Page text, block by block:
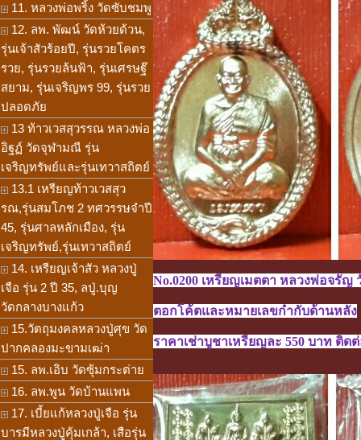
11. หลวงพ่อพริ้ง วัดซับชมพู
12. ลพ. พัฒน์ วัดห้วยด้วน,
รุ่นเจ้าสัวร้อยปี, รุ่นรวยโคตร
รวย, รุ่นรวยล้นฟ้า, รุ่นเศรษฐ๊
สยาม, รุ่นเจริญพร 99, รุ่นรวย
ปลอดภัย
13 ท้าวเวสสุวรรณ หลวงพ่อ
อิฐฏ์ วัดจุฬามณี รุ่น
เจริญทรัพย์และรุ่นเทวาสถิตย์
13.1 เหรียญท้าวเวสสุว
รณ,รุ่นสมโภช 2 ทศวรรษจำปี
45, รุ่นศาลหลักเมือง, รุ่น
เจริญทรัพย์,รุ่นเทวาสถิตย์
14. เหรียญเจ้าสัว หลวงปู่
เจือ รุ่น 2 ปี 35, ลปู่.บุญ
วัดกลางบางแก้ว
15.วัตถุมงคลหลวงปู่ศุข วัด
ปากคลองมะขามเฒ่า
15. ลพ.เอิบ วัดซุ้มกระต่าย
16. ลพ.พูน วัดบ้านแพน
17. เบี้ยแก้หลวงปู่เจือ รุ่น
บารมีหลวงปู่คุ้มเกล้า, เสือรุ่น
No.0200 เหรียญเมตตา หลวงพ่อจรั
ตอกโค้ตและหมายเลขกำกับด้านหลัง
ราคาเช่าบูชาเหรียญละ 550 บาท ติด